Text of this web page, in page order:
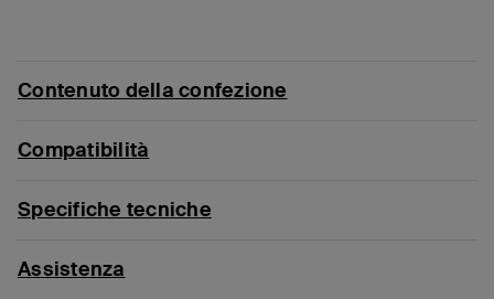
Contenuto della confezione
Compatibilità
Specifiche tecniche
Assistenza